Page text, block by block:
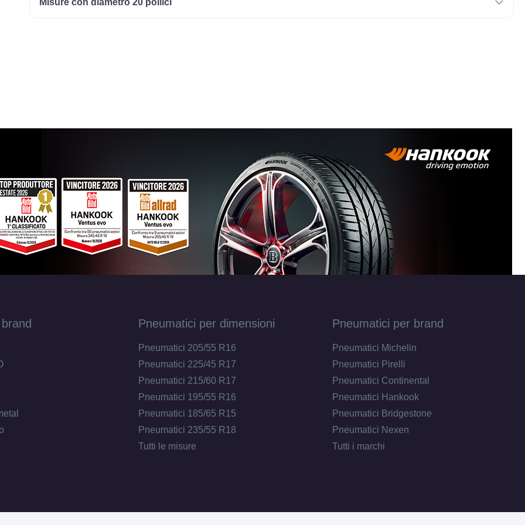
Misure con diametro 20 pollici
Pneumatici per dimensioni
Pneumatici 205/55 R16
Pneumatici 225/45 R17
Pneumatici 215/60 R17
Pneumatici 195/55 R16
Pneumatici 185/65 R15
Pneumatici 235/55 R18
Tutti le misure
Pneumatici per brand
Pneumatici Michelin
Pneumatici Pirelli
Pneumatici Continental
Pneumatici Hankook
Pneumatici Bridgestone
Pneumatici Nexen
Tutti i marchi